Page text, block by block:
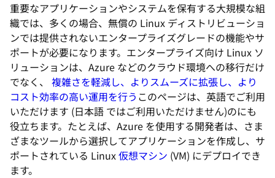
重要なアプリケーションやシステムを保有する大規模な組
織では、多くの場合、無償の Linux ディストリビューショ
ンでは提供されないエンタープライズグレードの機能やサ
ポートが必要になります。エンタープライズ向け Linux ソ
リューションは、Azure などのクラウド環境への移行だけ
でなく、 複雑さを軽減し、よりスムーズに拡張し、より
コスト効率の高い運用を行う このページは、英語でご利用
いただけます (日本語 ではご利用いただけません)のにも
役立ちます。たとえば、Azure を使用する開発者は、さま
ざまなツールから選択してアプリケーションを作成し、サ
ポートされている Linux仮想マシン (VM) にデプロイでき
ます。